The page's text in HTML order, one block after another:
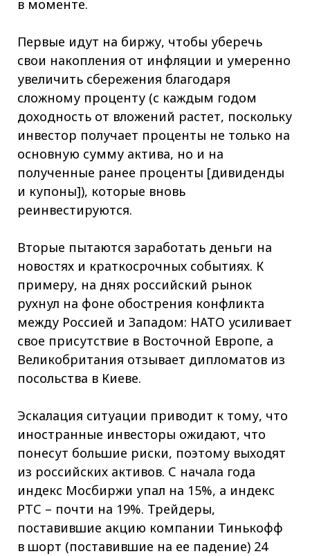
в моменте.
Первые идут на биржу, чтобы уберечь
свои накопления от инфляции и умеренно
увеличить сбережения благодаря
сложному проценту (с каждым годом
доходность от вложений растет, поскольку
инвестор получает проценты не только на
основную сумму актива, но и на
полученные ранее проценты [дивиденды
и купоны]), которые вновь
реинвестируются.
Вторые пытаются заработать деньги на
новостях и краткосрочных событиях. К
примеру, на днях российский рынок
рухнул на фоне обострения конфликта
между Россией и Западом: НАТО усиливает
свое присутствие в Восточной Европе, а
Великобритания отзывает дипломатов из
посольства в Киеве.
Эскалация ситуации приводит к тому, что
иностранные инвесторы ожидают, что
понесут большие риски, поэтому выходят
из российских активов. С начала года
индекс Мосбиржи упал на 15%, а индекс
РТС – почти на 19%. Трейдеры,
поставившие акцию компании Тинькофф
в шорт (поставившие на ее падение) 24